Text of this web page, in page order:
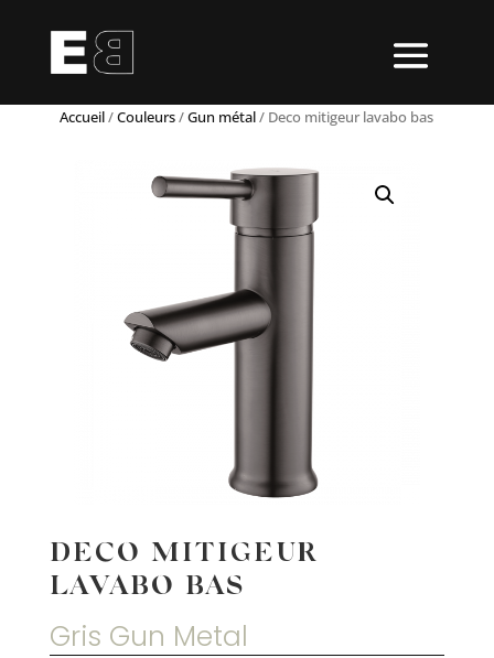
Accueil/Couleurs/Gun métal/ Deco mitigeur lavabo bas
DECO MITIGEUR
LAVABO BAS
Gris Gun Metal